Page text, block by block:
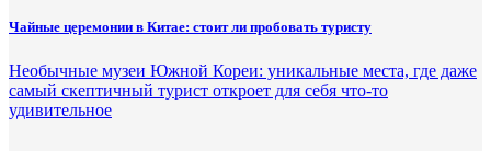
Чайные церемонии в Китае: стоит ли пробовать туристу
Необычные музеи Южной Кореи: уникальные места, где даже
самый скептичный турист откроет для себя что-то
удивительное